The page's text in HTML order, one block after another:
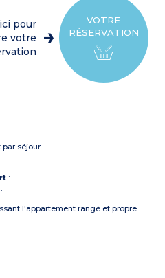
VOTRE
RÉSERVATION
pour
votre
séjour.
:
l'appartement rangé et propre.